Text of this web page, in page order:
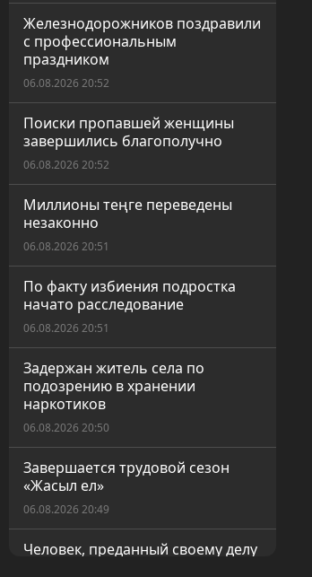
Железнодорожников поздравили
с профессиональным
праздником
06.08.2026 20:52
Поиски пропавшей женщины
завершились благополучно
06.08.2026 20:52
Миллионы теңге переведены
незаконно
06.08.2026 20:51
По факту избиения подростка
начато расследование
06.08.2026 20:51
Задержан житель села по
подозрению в хранении
наркотиков
06.08.2026 20:50
Завершается трудовой сезон
«Жасыл ел»
06.08.2026 20:49
Человек, преданный своему делу